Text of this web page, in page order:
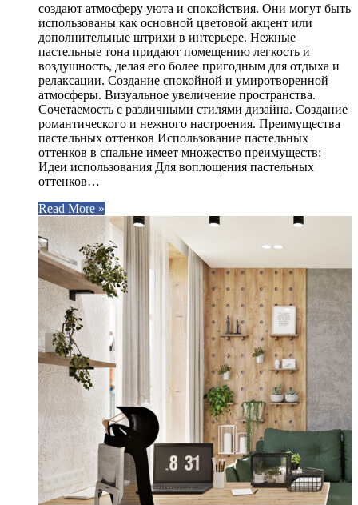
создают атмосферу уюта и спокойствия. Они могут быть
использованы как основной цветовой акцент или
дополнительные штрихи в интерьере. Нежные
пастельные тона придают помещению легкость и
воздушность, делая его более пригодным для отдыха и
релаксации. Создание спокойной и умиротворенной
атмосферы. Визуальное увеличение пространства.
Сочетаемость с различными стилями дизайна. Создание
романтического и нежного настроения. Преимущества
пастельных оттенков Использование пастельных
оттенков в спальне имеет множество преимуществ:
Идеи использования Для воплощения пастельных
оттенков…
Read More »